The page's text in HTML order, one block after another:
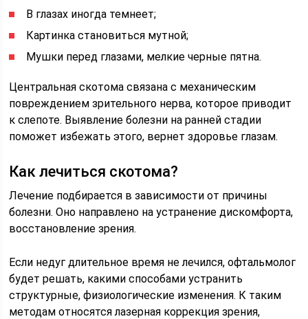
В глазах иногда темнеет;
Картинка становиться мутной;
Мушки перед глазами, мелкие черные пятна.
Центральная скотома связана с механическим
повреждением зрительного нерва, которое приводит
к слепоте. Выявление болезни на ранней стадии
поможет избежать этого, вернет здоровье глазам.
Как лечиться скотома?
Лечение подбирается в зависимости от причины
болезни. Оно направлено на устранение дискомфорта,
восстановление зрения.
Если недуг длительное время не лечился, офтальмолог
будет решать, какими способами устранить
структурные, физиологические изменения. К таким
методам относятся лазерная коррекция зрения,